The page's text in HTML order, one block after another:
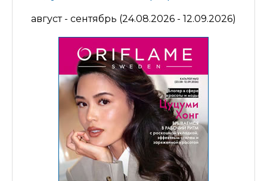
август - сентябрь (24.08.2026 - 12.09.2026)